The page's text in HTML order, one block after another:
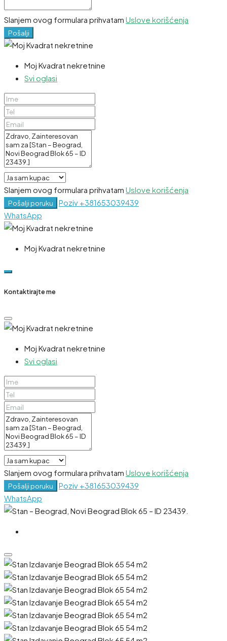
Slanjem ovog formulara prihvatam Uslove korišćenja
Pošalji
Moj Kvadrat nekretnine
Svi oglasi
Slanjem ovog formulara prihvatam Uslove korišćenja
Pošalji poruku Poziv +381653039439
WhatsApp
Moj Kvadrat nekretnine
Kontaktirajte me
Moj Kvadrat nekretnine
Svi oglasi
Slanjem ovog formulara prihvatam Uslove korišćenja
Pošalji poruku Poziv +381653039439
WhatsApp